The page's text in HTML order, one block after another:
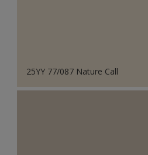
25YY 77/087 Nature Call